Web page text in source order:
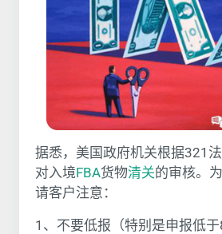
据悉，美国政府机关根据321
对入境FBA货物清关的审核。
请客户注意：
1、不要低报（特别是申报低于